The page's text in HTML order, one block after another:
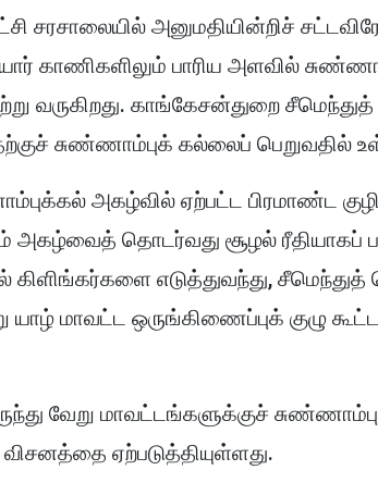
சரசாலையில் அனுமதியின்றிச்
காணிகளிலும் பாரிய அளவில்
வருகிறது. காங்கேசன்துறை
சுண்ணாம்புக் கல்லைப் பெறுவதில்
அகழ்வில் ஏற்பட்ட பிரமாண்ட
அகழ்வைத் தொடர்வது சூழல் ரீதியாகப்
கிளிங்கர்களை எடுத்துவந்து,
யாழ் மாவட்ட ஒருங்கிணைப்புக் குழு
வேறு மாவட்டங்களுக்குச்
ஏற்படுத்தியுள்ளது.